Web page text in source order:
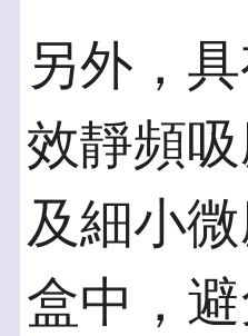
另外，
效靜頻
及細小
盒中，